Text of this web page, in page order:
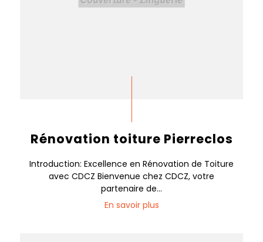
Rénovation toiture Pierreclos
Introduction: Excellence en Rénovation de Toiture
avec CDCZ Bienvenue chez CDCZ, votre
partenaire de...
En savoir plus